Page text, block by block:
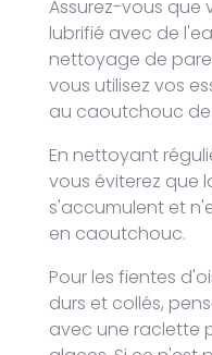
Assurez-vous que
lubrifié avec de
nettoyage de
vous utilisez vos
au caoutchouc de
En nettoyant
vous éviterez que
s'accumulent et
en caoutchouc.
Pour les fientes
durs et collés,
avec une raclette